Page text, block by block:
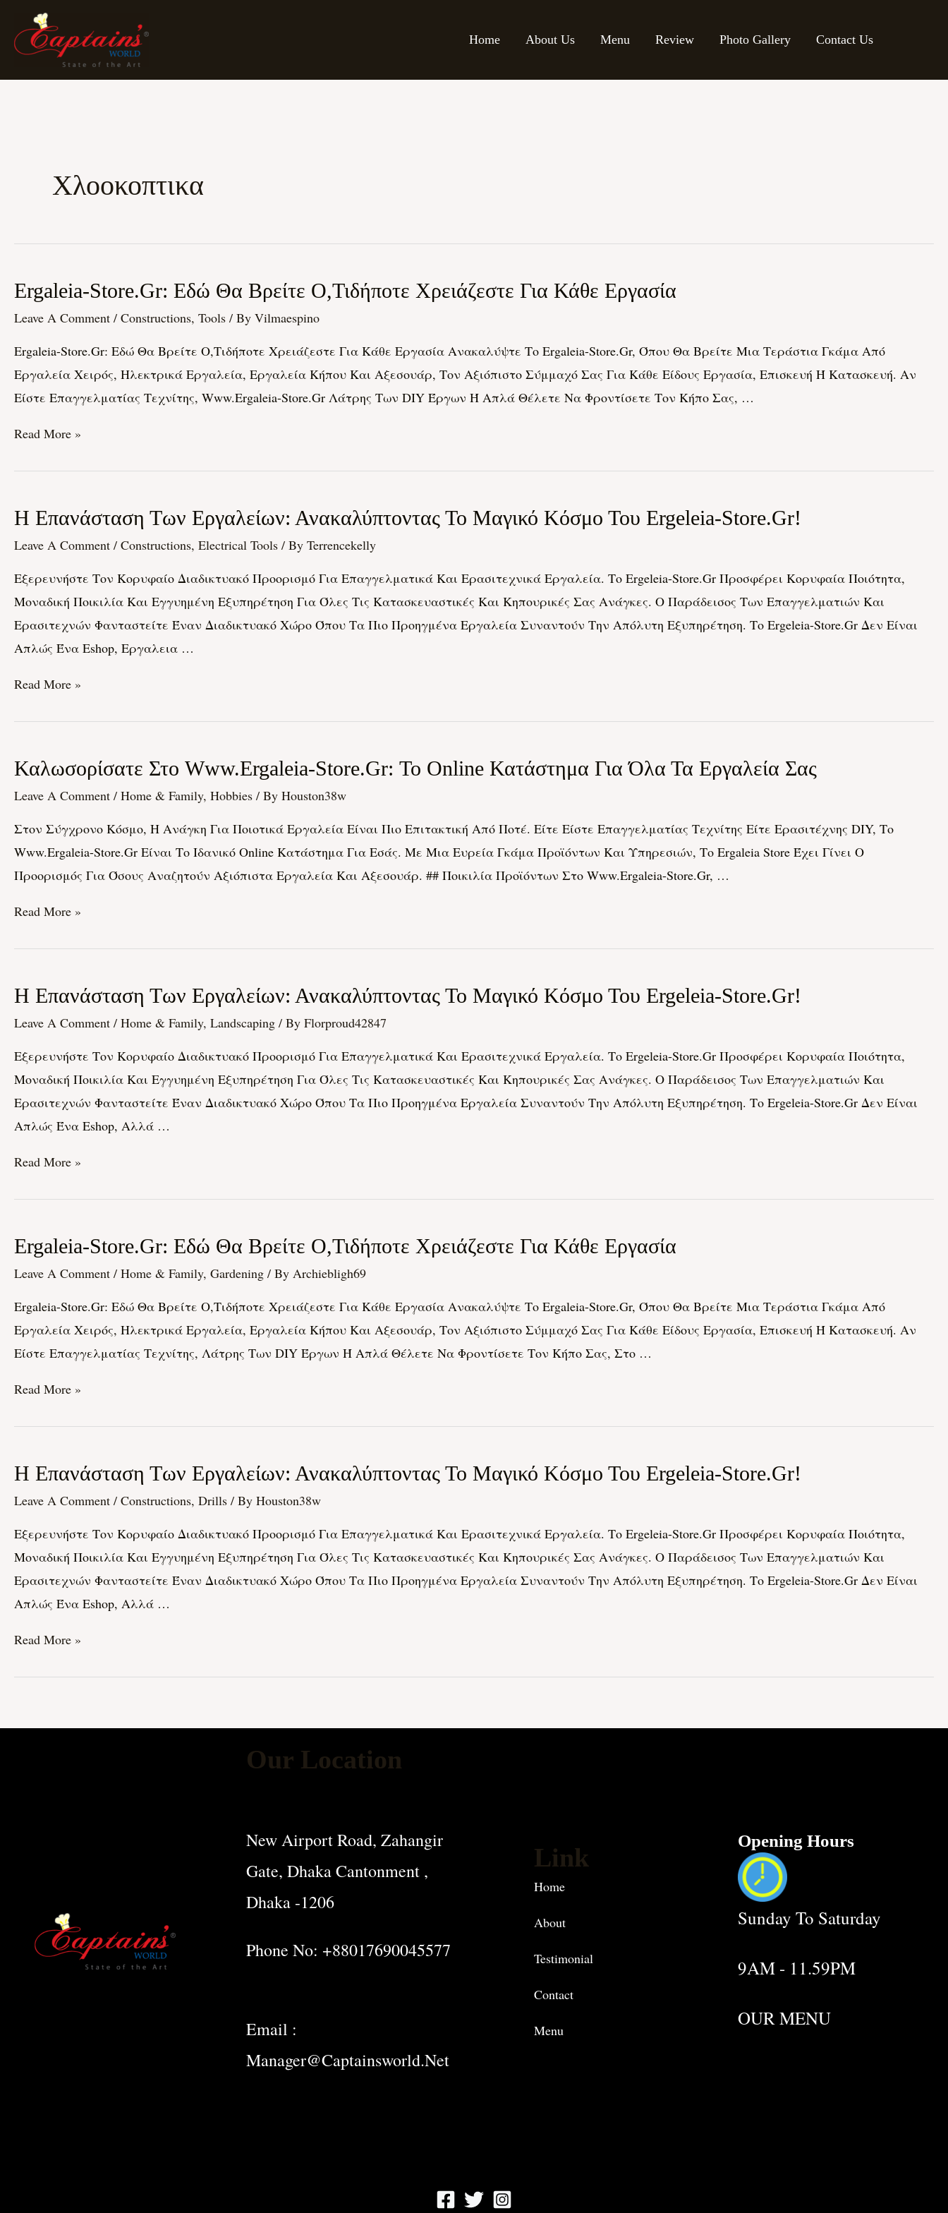
Content
Home About Us Menu Review Photo Gallery Contact Us
Χλοοκοπτικα
Ergaleia-Store.gr: Εδώ Θα Βρείτε Ο,τιδήποτε Χρειάζεστε Για Κάθε Εργασία
Leave A Comment / Constructions, Tools / By Vilmaespino
Ergaleia-Store.gr: Εδώ Θα Βρείτε Ο,τιδήποτε Χρειάζεστε Για Κάθε Εργασία Ανακαλύψτε Το Ergaleia-Store.gr, Όπου Θα Βρείτε Μια Τεράστια Γκάμα Από
Εργαλεία Χειρός, Ηλεκτρικά Εργαλεία, Εργαλεία Κήπου Και Αξεσουάρ, Τον Αξιόπιστο Σύμμαχό Σας Για Κάθε Είδους Εργασία, Επισκευή Ή Κατασκευή. Αν
Είστε Επαγγελματίας Τεχνίτης, Www.ergaleia-Store.gr Λάτρης Των DIY Έργων Ή Απλά Θέλετε Να Φροντίσετε Τον Κήπο Σας, …
Ergaleia-
Store.gr:
Θα
Βρείτε
Ο,τιδήποτε
Χρειάζεστε
Κάθε
Read More »
Η Επανάσταση Των Εργαλείων: Ανακαλύπτοντας Το Μαγικό Κόσμο Του Ergeleia-Store.gr!
Leave A Comment / Constructions, Electrical Tools / By Terrencekelly
Εξερευνήστε Τον Κορυφαίο Διαδικτυακό Προορισμό Για Επαγγελματικά Και Ερασιτεχνικά Εργαλεία. Το Ergeleia-Store.gr Προσφέρει Κορυφαία Ποιότητα,
Μοναδική Ποικιλία Και Εγγυημένη Εξυπηρέτηση Για Όλες Τις Κατασκευαστικές Και Κηπουρικές Σας Ανάγκες. Ο Παράδεισος Των Επαγγελματιών Και
Ερασιτεχνών Φανταστείτε Έναν Διαδικτυακό Χώρο Όπου Τα Πιο Προηγμένα Εργαλεία Συναντούν Την Απόλυτη Εξυπηρέτηση. Το Ergeleia-Store.gr Δεν Είναι
Απλώς Ένα Eshop, Εργαλεια …
Η
Επανάσταση
Εργαλείων:
Ανακαλύπτοντας
Το
Μαγικό
Κόσμο
Ergeleia-
Read More »
Καλωσορίσατε Στο Www.ergaleia-Store.gr: Το Online Κατάστημα Για Όλα Τα Εργαλεία Σας
Leave A Comment / Home & Family, Hobbies / By Houston38w
Στον Σύγχρονο Κόσμο, Η Ανάγκη Για Ποιοτικά Εργαλεία Είναι Πιο Επιτακτική Από Ποτέ. Είτε Είστε Επαγγελματίας Τεχνίτης Είτε Ερασιτέχνης DIY, Το
Www.ergaleia-Store.gr Είναι Το Ιδανικό Online Κατάστημα Για Εσάς. Με Μια Ευρεία Γκάμα Προϊόντων Και Υπηρεσιών, Το Ergaleia Store Έχει Γίνει Ο
Προορισμός Για Όσους Αναζητούν Αξιόπιστα Εργαλεία Και Αξεσουάρ. ## Ποικιλία Προϊόντων Στο Www.ergaleia-Store.gr, …
Καλωσορίσατε
Στο
Store.gr:
Το
Online
Κατάστημα
Όλα
Εργαλεία
Σας
Read More »
Η Επανάσταση Των Εργαλείων: Ανακαλύπτοντας Το Μαγικό Κόσμο Του Ergeleia-Store.gr!
Leave A Comment / Home & Family, Landscaping / By Florproud42847
Εξερευνήστε Τον Κορυφαίο Διαδικτυακό Προορισμό Για Επαγγελματικά Και Ερασιτεχνικά Εργαλεία. Το Ergeleia-Store.gr Προσφέρει Κορυφαία Ποιότητα,
Μοναδική Ποικιλία Και Εγγυημένη Εξυπηρέτηση Για Όλες Τις Κατασκευαστικές Και Κηπουρικές Σας Ανάγκες. Ο Παράδεισος Των Επαγγελματιών Και
Ερασιτεχνών Φανταστείτε Έναν Διαδικτυακό Χώρο Όπου Τα Πιο Προηγμένα Εργαλεία Συναντούν Την Απόλυτη Εξυπηρέτηση. Το Ergeleia-Store.gr Δεν Είναι
Απλώς Ένα Eshop, Αλλά …
Η
Επανάσταση
Εργαλείων:
Ανακαλύπτοντας
Το
Μαγικό
Κόσμο
Ergeleia-
Read More »
Ergaleia-Store.gr: Εδώ Θα Βρείτε Ο,τιδήποτε Χρειάζεστε Για Κάθε Εργασία
Leave A Comment / Home & Family, Gardening / By Archiebligh69
Ergaleia-Store.gr: Εδώ Θα Βρείτε Ο,τιδήποτε Χρειάζεστε Για Κάθε Εργασία Ανακαλύψτε Το Ergaleia-Store.gr, Όπου Θα Βρείτε Μια Τεράστια Γκάμα Από
Εργαλεία Χειρός, Ηλεκτρικά Εργαλεία, Εργαλεία Κήπου Και Αξεσουάρ, Τον Αξιόπιστο Σύμμαχό Σας Για Κάθε Είδους Εργασία, Επισκευή Ή Κατασκευή. Αν
Είστε Επαγγελματίας Τεχνίτης, Λάτρης Των DIY Έργων Ή Απλά Θέλετε Να Φροντίσετε Τον Κήπο Σας, Στο …
Ergaleia-
Store.gr:
Θα
Βρείτε
Ο,τιδήποτε
Χρειάζεστε
Κάθε
Read More »
Η Επανάσταση Των Εργαλείων: Ανακαλύπτοντας Το Μαγικό Κόσμο Του Ergeleia-Store.gr!
Leave A Comment / Constructions, Drills / By Houston38w
Εξερευνήστε Τον Κορυφαίο Διαδικτυακό Προορισμό Για Επαγγελματικά Και Ερασιτεχνικά Εργαλεία. Το Ergeleia-Store.gr Προσφέρει Κορυφαία Ποιότητα,
Μοναδική Ποικιλία Και Εγγυημένη Εξυπηρέτηση Για Όλες Τις Κατασκευαστικές Και Κηπουρικές Σας Ανάγκες. Ο Παράδεισος Των Επαγγελματιών Και
Ερασιτεχνών Φανταστείτε Έναν Διαδικτυακό Χώρο Όπου Τα Πιο Προηγμένα Εργαλεία Συναντούν Την Απόλυτη Εξυπηρέτηση. Το Ergeleia-Store.gr Δεν Είναι
Απλώς Ένα Eshop, Αλλά …
Η
Επανάσταση
Εργαλείων:
Ανακαλύπτοντας
Το
Μαγικό
Κόσμο
Ergeleia-
Read More »
Our Location
New Airport Road, Zahangir
Gate, Dhaka Cantonment ,
Dhaka -1206
Phone No: +88017690045577
Email :
Manager@captainsworld.net
Link
Home
About
Testimonial
Contact
Menu
Opening Hours
Sunday To Saturday
9AM - 11.59PM
OUR MENU